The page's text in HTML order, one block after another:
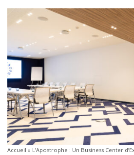
Accueil » L’Apostrophe : Un Business Center